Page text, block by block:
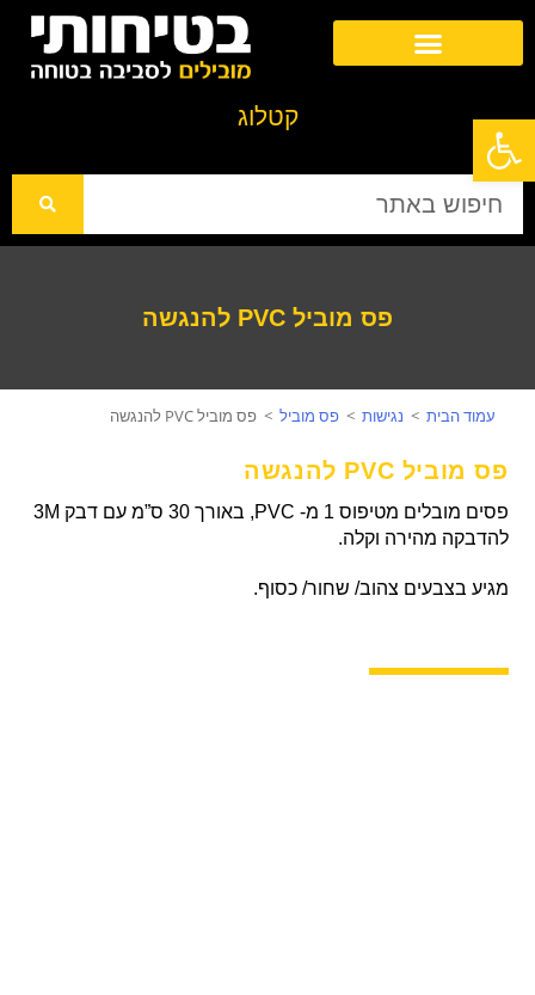
קטלוג
פס מוביל PVC להנגשה
עמוד הבית > נגישות > פס מוביל > פס מוביל PVC להנגשה
פס מוביל PVC להנגשה
פסים מובלים מטיפוס 1 מ- PVC, באורך 30 ס”מ עם דבק 3M
להדבקה מהירה וקלה.
מגיע בצבעים צהוב/ שחור/ כסוף.
פתח סרגל נגישות